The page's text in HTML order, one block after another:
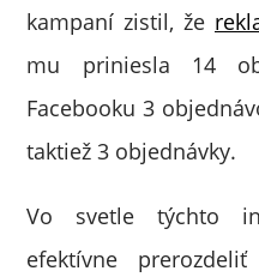
kampaní zistil, že
mu priniesla 14
Facebooku 3
taktiež 3 objednávky.
Vo svetle týchto
efektívne